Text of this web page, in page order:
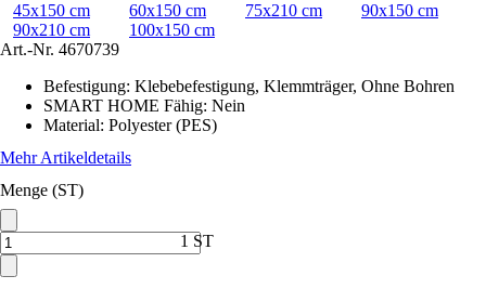
45x150 cm
60x150 cm 75x210 cm
90x150 cm
90x210 cm
100x150 cm
Art.-Nr. 4670739
Befestigung: Klebebefestigung, Klemmträger, Ohne Bohren
SMART HOME Fähig: Nein
Material: Polyester (PES)
Mehr Artikeldetails
Menge (ST)
1 ST